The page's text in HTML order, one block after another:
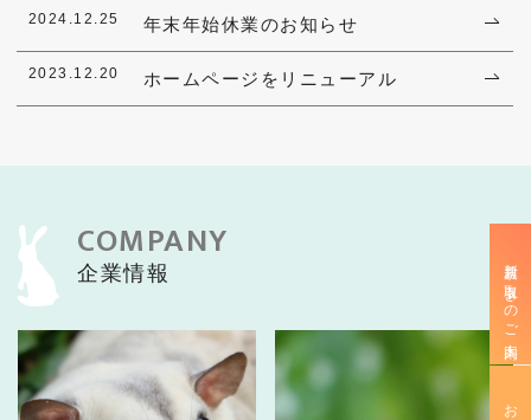
2024.12.25 年末年始休業のお知らせ
2023.12.20 ホームページをリニューアル
COMPANY
企業情報 新規お取引きのご案内